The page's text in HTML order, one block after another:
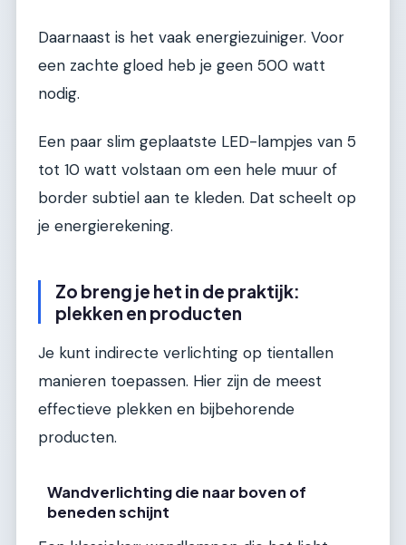
Daarnaast is het vaak energiezuiniger. Voor
een zachte gloed heb je geen 500 watt
nodig.
Een paar slim geplaatste LED-lampjes van 5
tot 10 watt volstaan om een hele muur of
border subtiel aan te kleden. Dat scheelt op
je energierekening.
Zo breng je het in de praktijk:
plekken en producten
Je kunt indirecte verlichting op tientallen
manieren toepassen. Hier zijn de meest
effectieve plekken en bijbehorende
producten.
Wandverlichting die naar boven of
beneden schijnt